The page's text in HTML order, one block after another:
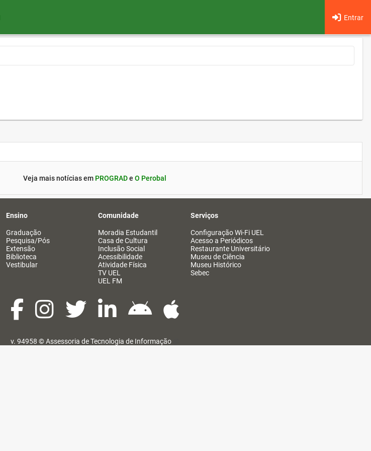
Entrar
Veja mais notícias em PROGRADe O Perobal
Ensino
Graduação
Pesquisa/Pós
Extensão
Biblioteca
Vestibular
Comunidade
Moradia Estudantil
Casa de Cultura
Inclusão Social
Acessibilidade
Atividade Física
TV UEL
UEL FM
Serviços
Configuração Wi-Fi UEL
Acesso a Periódicos
Restaurante Universitário
Museu de Ciência
Museu Histórico
Sebec
v. 94958 ©Assessoria de Tecnologia de Informação